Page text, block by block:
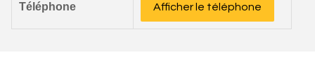
Téléphone Afficher le téléphone